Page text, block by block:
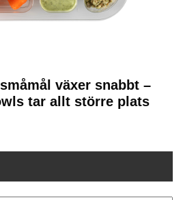
växer snabbt –
tar allt större plats